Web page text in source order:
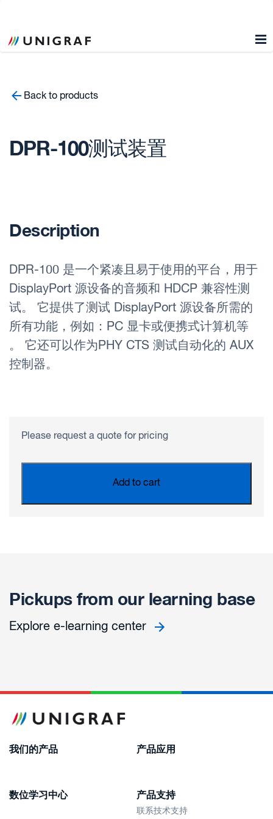
Back to products
DPR-100测试装置
Description
DPR-100 是一个紧凑且易于使用的平台，用于
DisplayPort 源设备的音频和 HDCP 兼容性测
试。 它提供了测试 DisplayPort 源设备所需的
所有功能，例如：PC 显卡或便携式计算机等
。 它还可以作为PHY CTS 测试自动化的 AUX
控制器。
Please request a quote for pricing
Add to cart
Pickups from our learning base
Explore e-learning center
我们的产品 产品应用
数位学习中心 产品支持
联系技术支持